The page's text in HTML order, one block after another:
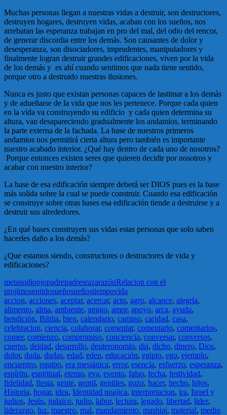
Muchas personas llegan a nuestras vidas a destruir, son destructores,
destruyen hogares, destruyen vidas, acaban con los sueños, nos
arrebatan las esperanza trabajan en pro del mal, del odio del rencor,
de generar discordia entre los demás. Son causantes de dolor y
desesperanza, son disociadores, imprudentes, manipuladores y
finalmente logran destruir grandes edificaciones, viven por la vida
de los demás y es ahí cuando sentimos que nada tiene sentido,
porque otro a destruido nuestras ilusiones.
Nunca es justo que existan personas capaces de lastimar a los demás
y de adueñarse de la vida que nos les pertenece. Porque cada quien
en la vida va construyendo su edificio y cada quien determina su
altura, van desapareciendo gradualmente los andamios, terminando
la parte externa de la fachada. La base de nuestros primeros
andamios nos permitirá cierta altura pero también es importante
nuestro acabado interior. ¿Qué hay dentro de cada uno de nosotros?
Porque entonces existen seres que quieren decidir por nosotros y
acabar con nuestro interior?
La base de esa edificación siempre deberá ser DIOS pues es la base
más solida sobre la cual se puede construir. Cuando esa edificación
se construye sobre otras bases esa edificación tiende a destruirse y a
destruir sus alrededores.
¿En qué bases construyen sus vidas estas personas que solo saben
hacerles daño a los demás?
¿Que estamos siendo, constructores o destructores de vida y
edificaciones?
metasodioojopadrepadresrazarazónRelacion con el
projimosentidosueñosueñostiempovida
accion, acciones, aceptar, acercar, acto, agro, alcance, alegría,
alimento, alma, ambiente, amigo, amor, apoyo, arca, ayuda,
bendición, Biblia, bien, calendario, camino, caridad, casa,
celebracion, ciencia, colaborar, comentar, comentario, comentarios,
comer, comienzo, compromiso, conciencia, conversar, conversos,
cuerpo, deidad, desarrollo, deuteronomio, dia, dicho, dinero, Dios,
dolor, duda, dudas, edad, eden, educación, egipto, ego, ejemplo,
encuentro, equipo, era mesiánica, error, esencia, esfuerzo, esperanza,
espíritu, espiritual, eterno, eva, evento, falso, fecha, festividad,
fidelidad, fiesta, gente, gentil, gentiles, gozo, hacer, hecho, hijos,
Historia, hogar, idea, Identidad noajica, interpretacion, ira, Israel y
judios, Jesús, judaico, judio, labor, lectura, legado, libertad, lider,
liderazgo, luz, maestro, mal, mandamiento, mashiaj, material, medio